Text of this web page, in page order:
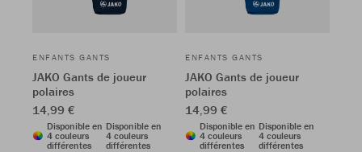
ENFANTS GANTS
JAKO Gants de joueur
polaires
14,99 €
Disponible en
4 couleurs
différentes
Disponible en
4 couleurs
différentes
ENFANTS GANTS
JAKO Gants de joueur
polaires
14,99 €
Disponible en
4 couleurs
différentes
Disponible en
4 couleurs
différentes